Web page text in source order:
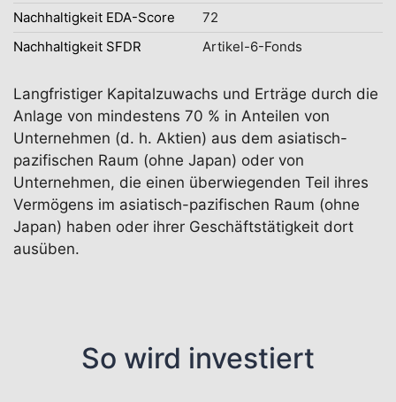
Nachhaltigkeit EDA-Score
72
Nachhaltigkeit SFDR
Artikel-6-Fonds
Langfristiger Kapitalzuwachs und Erträge durch die
Anlage von mindestens 70 % in Anteilen von
Unternehmen (d. h. Aktien) aus dem asiatisch-
pazifischen Raum (ohne Japan) oder von
Unternehmen, die einen überwiegenden Teil ihres
Vermögens im asiatisch-pazifischen Raum (ohne
Japan) haben oder ihrer Geschäftstätigkeit dort
ausüben.
So wird investiert